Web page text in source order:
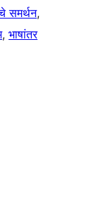
समर्थन
, भाषांतर